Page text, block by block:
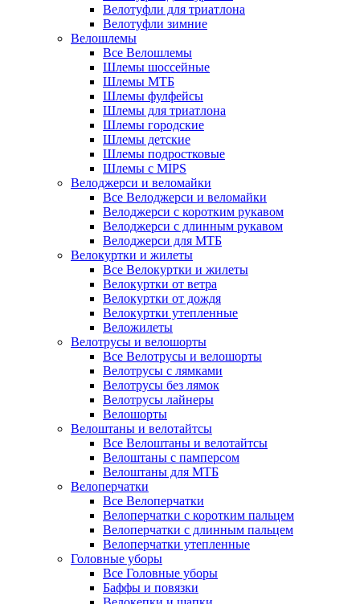
Велотуфли для триатлона
Велотуфли зимние
Велошлемы
Все Велошлемы
Шлемы шоссейные
Шлемы МТБ
Шлемы фулфейсы
Шлемы для триатлона
Шлемы городские
Шлемы детские
Шлемы подростковые
Шлемы с MIPS
Велоджерси и веломайки
Все Велоджерси и веломайки
Велоджерси с коротким рукавом
Велоджерси с длинным рукавом
Велоджерси для МТБ
Велокуртки и жилеты
Все Велокуртки и жилеты
Велокуртки от ветра
Велокуртки от дождя
Велокуртки утепленные
Веложилеты
Велотрусы и велошорты
Все Велотрусы и велошорты
Велотрусы с лямками
Велотрусы без лямок
Велотрусы лайнеры
Велошорты
Велоштаны и велотайтсы
Все Велоштаны и велотайтсы
Велоштаны с памперсом
Велоштаны для МТБ
Велоперчатки
Все Велоперчатки
Велоперчатки с коротким пальцем
Велоперчатки с длинным пальцем
Велоперчатки утепленные
Головные уборы
Все Головные уборы
Баффы и повязки